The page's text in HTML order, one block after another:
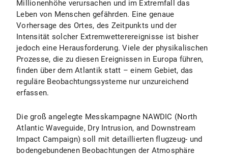
Millionenhöhe verursachen und im Extremfall das
Leben von Menschen gefährden. Eine genaue
Vorhersage des Ortes, des Zeitpunkts und der
Intensität solcher Extremwetterereignisse ist bisher
jedoch eine Herausforderung. Viele der physikalischen
Prozesse, die zu diesen Ereignissen in Europa führen,
finden über dem Atlantik statt – einem Gebiet, das
reguläre Beobachtungssysteme nur unzureichend
erfassen.
Die groß angelegte Messkampagne NAWDIC (North
Atlantic Waveguide, Dry Intrusion, and Downstream
Impact Campaign) soll mit detaillierten flugzeug- und
bodengebundenen Beobachtungen der Atmosphäre